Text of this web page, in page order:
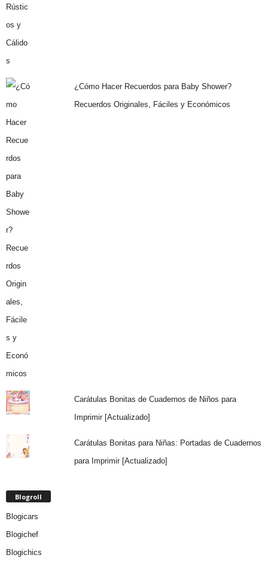
¿Cómo Hacer Recuerdos para Baby Shower?
Recuerdos Originales, Fáciles y Económicos
Carátulas Bonitas de Cuadernos de Niños para
Imprimir [Actualizado]
Carátulas Bonitas para Niñas: Portadas de Cuadernos
para Imprimir [Actualizado]
Blogroll
Blogicars
Blogichef
Blogichics